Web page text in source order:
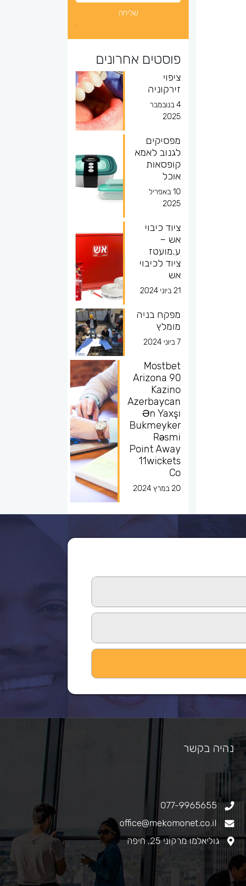
פוסטים אחרונים
ציפוי
זירקוניה
4 בנובמבר
2025
מפסיקים
לגנוב לאמא
קופסאות
אוכל
10 באפריל
2025
ציוד כיבוי
אש –
ע.מועטז
ציוד לכיבוי
אש
21 ביוני 2024
מפקח בניה
מומלץ
7 ביוני 2024
Mostbet
Arizona 90
Kazino
Azerbaycan
Ən Yaxşı
Bukmeyker
Rəsmi
Point Away
11wickets
Co
20 במרץ 2024
נהיה בקשר
077-9965655
office@mekomonet.co.il
גוליאלמו מרקוני 25, חיפה